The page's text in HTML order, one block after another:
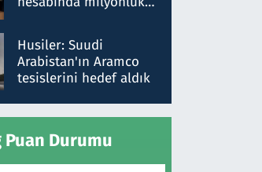
talimat verdi, ben
gönderdim
Husiler: Suudi
Arabistan'ın Aramco
tesislerini hedef aldık
Puan Durumu